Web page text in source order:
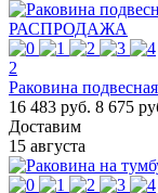
РАСПРОДАЖА
2
Раковина
16 483 руб. 8 675
Доставим
15 августа